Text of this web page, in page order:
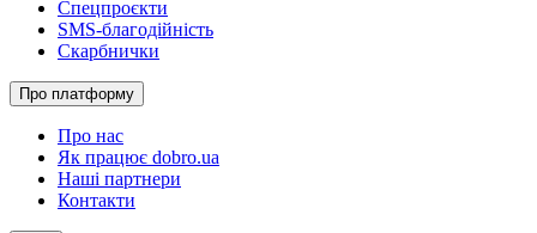
Спецпроєкти
SMS-благодійність
Скарбнички
Про платформу
Про нас
Як працює dobro.ua
Наші партнери
Контакти